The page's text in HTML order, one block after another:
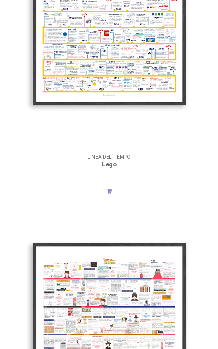
LÍNEA DEL TIEMPO
Lego